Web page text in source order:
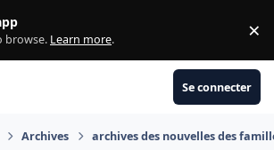
browse. Learn more. ×
Se connecter
Archives archives des nouvelles des